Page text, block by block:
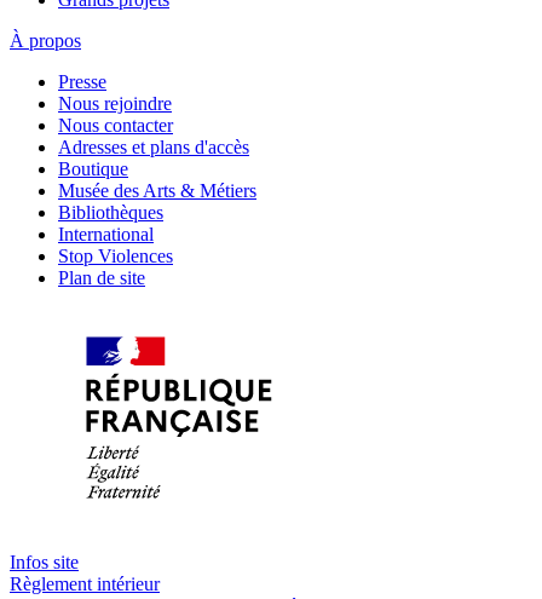
À propos
Presse
Nous rejoindre
Nous contacter
Adresses et plans d'accès
Boutique
Musée des Arts & Métiers
Bibliothèques
International
Stop Violences
Plan de site
Infos site
Règlement intérieur